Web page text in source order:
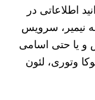
اطلاعاتی در
نیمیر، سرویس
و یا حتی اسامی
تیم ملی والیبال هلند 2021، لوکا وتوری، لئون